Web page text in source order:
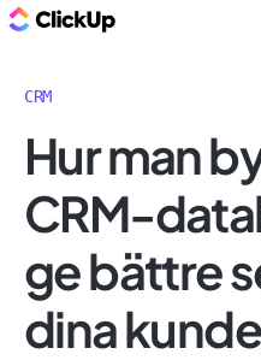
CRM
Hur man
CRM-
ge bättre
dina